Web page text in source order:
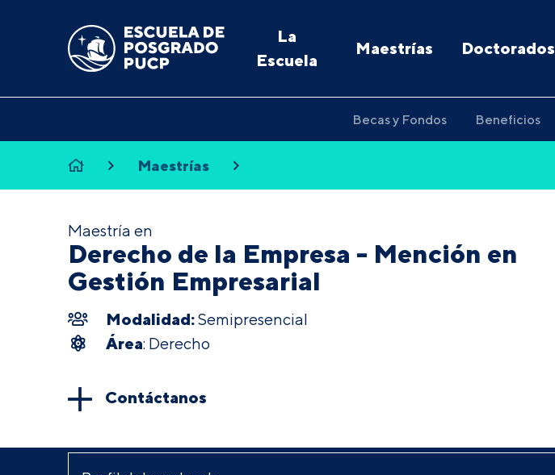
La
Escuela
Maestrías Doctorados
Becas y Fondos Beneficios
Maestrías
Maestría en
Derecho de la Empresa - Mención en
Gestión Empresarial
Modalidad:Semipresencial
Área: Derecho
Contáctanos